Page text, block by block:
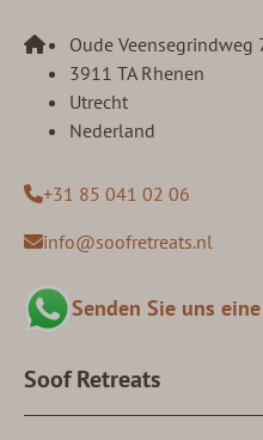
Oude Veensegrindweg
3911 TA Rhenen
Utrecht
Nederland
+31 85 041 02 06
info@soofretreats.nl
Senden Sie uns
Soof Retreats